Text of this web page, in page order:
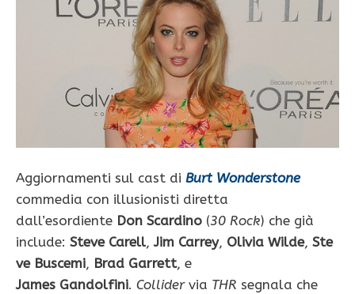
Aggiornamenti sul cast di Burt Wonderstone
commedia con illusionisti diretta
dall’esordiente Don Scardino (30 Rock) che già
include: Steve Carell,Jim Carrey, Olivia Wilde, Ste
ve Buscemi, Brad Garrett, e
James Gandolfini. Collidervia THR segnala che